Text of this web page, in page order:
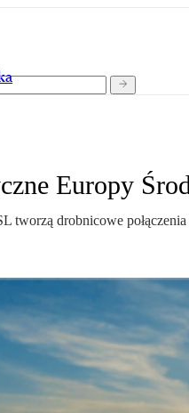
Europy
tworzą drobnicowe